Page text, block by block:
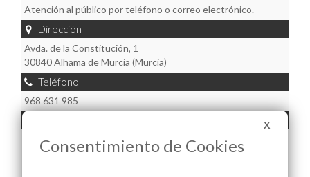
Atención al público por teléfono o correo electrónico.
Dirección
Avda. de la Constitución, 1
30840 Alhama de Murcia (Murcia)
Teléfono
968 631 985
festejos@alhamademurcia.es,
juventud@alhamademurcia.es,
mayores@alhamademurcia.es y
pedanías@alhamademurcia.es
X
Consentimiento de Cookies